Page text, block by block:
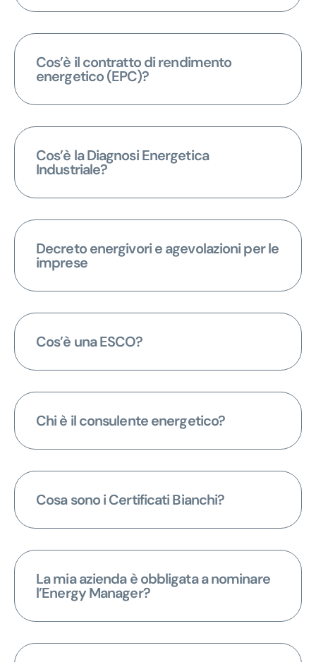
Cos’è il contratto di rendimento
energetico (EPC)?
Cos’è la Diagnosi Energetica
Industriale?
Decreto energivori e agevolazioni per le
imprese
Cos’è una ESCO?
Chi è il consulente energetico?
Cosa sono i Certificati Bianchi?
La mia azienda è obbligata a nominare
l’Energy Manager?